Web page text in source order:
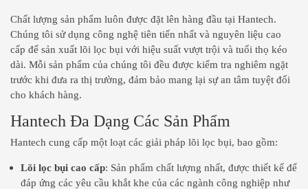
Chất lượng sản phẩm luôn được đặt lên hàng đầu tại Hantech.
Chúng tôi sử dụng công nghệ tiên tiến nhất và nguyên liệu cao
cấp để sản xuất lõi lọc bụi với hiệu suất vượt trội và tuổi thọ kéo
dài. Mỗi sản phẩm của chúng tôi đều được kiểm tra nghiêm ngặt
trước khi đưa ra thị trường, đảm bảo mang lại sự an tâm tuyệt đối
cho khách hàng.
Hantech Đa Dạng Các Sản Phẩm
Hantech cung cấp một loạt các giải pháp lõi lọc bụi, bao gồm:
Lõi lọc bụi cao cấp: Sản phẩm chất lượng nhất, được thiết kế để
đáp ứng các yêu cầu khắt khe của các ngành công nghiệp như